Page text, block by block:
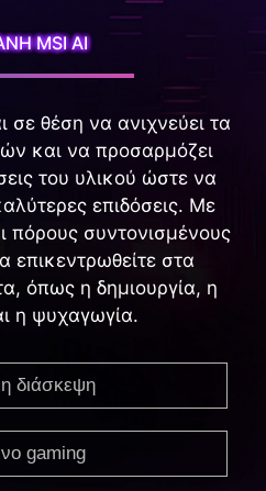
MSI AI
σε θέση να ανιχνεύει τα
και να προσαρμόζει
του υλικού ώστε να
επιδόσεις. Με
πόρους συντονισμένους
επικεντρωθείτε στα
όπως η δημιουργία, η
η ψυχαγωγία.
διάσκεψη
gaming